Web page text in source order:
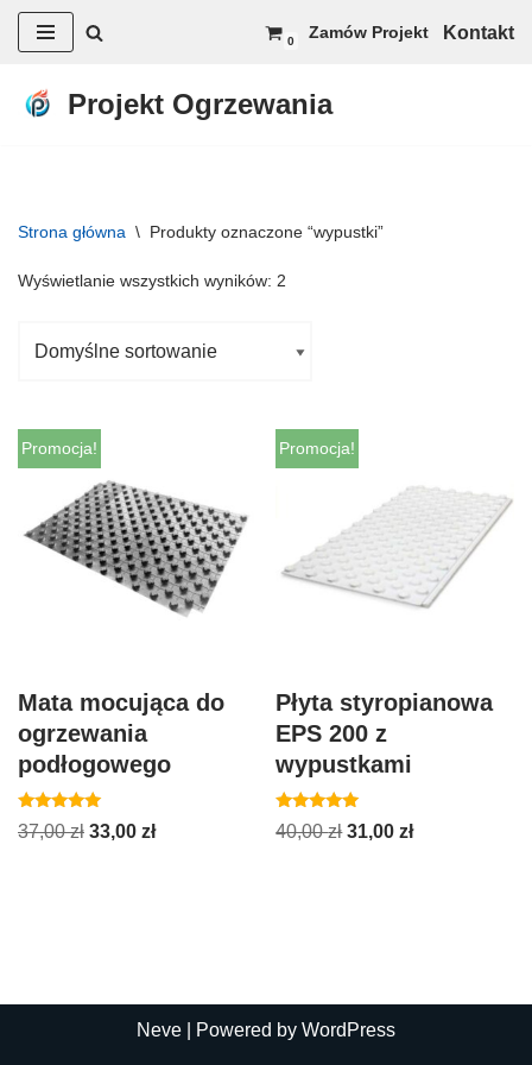
do
0 Zamów Projekt Kontakt
Projekt Ogrzewania
Strona główna \ Produkty oznaczone “wypustki”
Wyświetlanie wszystkich wyników: 2
Promocja!
Mata mocująca do
ogrzewania
podłogowego
Oceniono
5.00
37,00zł 33,00 zł
Promocja!
Płyta styropianowa
EPS 200 z
wypustkami
Oceniono
5.00
40,00zł 31,00zł
Neve | Powered by WordPress